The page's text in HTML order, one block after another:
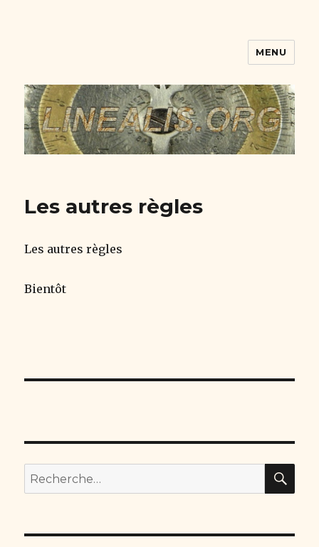
MENU
Les autres règles
Les autres règles
Bientôt
Recherche
pour